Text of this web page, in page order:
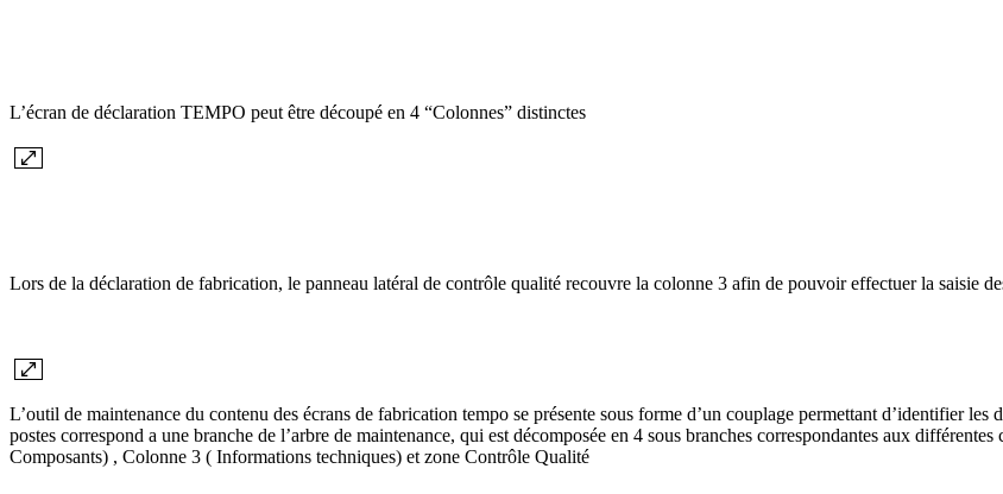
L’écran de déclaration TEMPO peut être découpé en 4 “Colonnes” distinctes
Lors de la déclaration de fabrication, le panneau latéral de contrôle qualité recouvre la colonne 3 afin de pouvoir effectuer la saisie
L’outil de maintenance du contenu des écrans de fabrication tempo se présente sous forme d’un couplage permettant d’identifier
postes correspond a une branche de l’arbre de maintenance, qui est décomposée en 4 sous branches correspondantes aux
Composants) , Colonne 3 ( Informations techniques) et zone Contrôle Qualité